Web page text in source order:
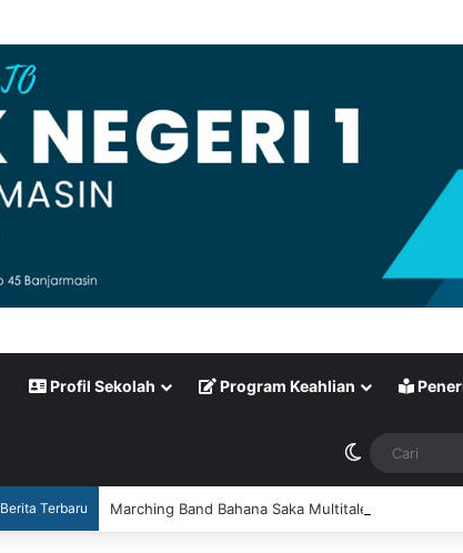
Profil Sekolah Program Keahlian
Switch skin
Berita Terbaru Marching Band Bahana Saka Multitalent SMK